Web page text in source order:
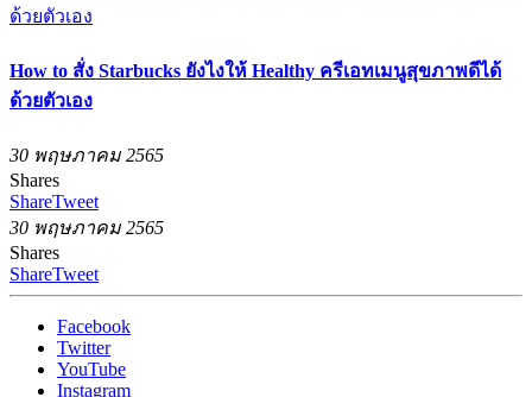
How to สั่ง Starbucks ยังไงให้ Healthy ครีเอทเมนูสุขภาพดีได้
ด้วยตัวเอง
30 พฤษภาคม 2565
Shares
ShareTweet
30 พฤษภาคม 2565
Shares
ShareTweet
Facebook
Twitter
YouTube
Instagram